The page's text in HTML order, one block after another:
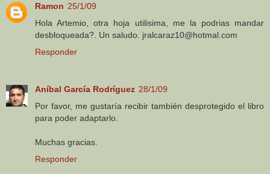
Ramon 25/1/09
Hola Artemio, otra hoja utilisima, me la podrias mandar
desbloqueada?. Un saludo. jralcaraz10@hotmal.com
Responder
Aníbal García Rodríguez 28/1/09
Por favor, me gustaría recibir también desprotegido el libro
para poder adaptarlo.
Muchas gracias.
Responder